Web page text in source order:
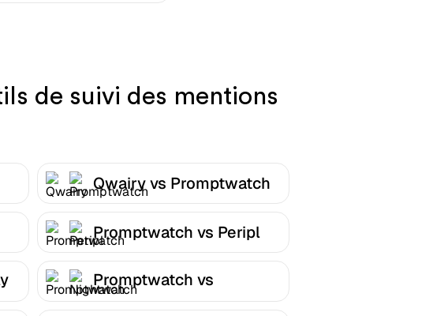
de suivi des mentions
Qwairy vs Promptwatch
Promptwatch vs Peripl
Promptwatch vs
Nightwatch